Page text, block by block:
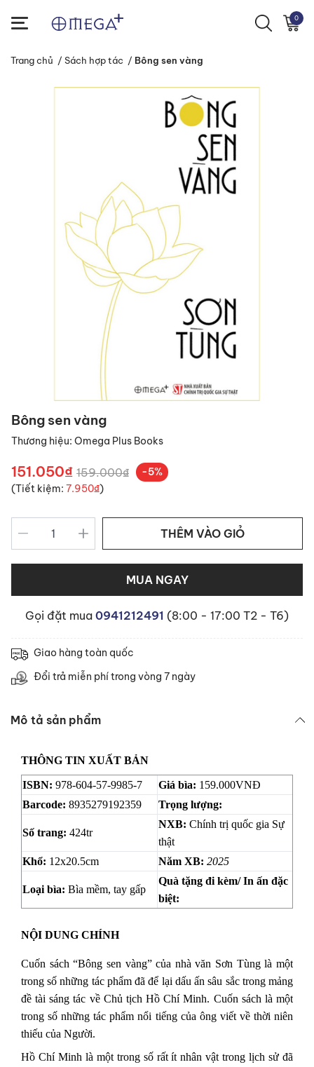
0
Trang chủ / Sách hợp tác / Bông sen vàng
Bông sen vàng
Thương hiệu: Omega Plus Books
151.050₫ 159.000₫
-5%
(Tiết kiệm: 7.950₫)
THÊM VÀO GIỎ
MUA NGAY
Gọi đặt mua 0941212491 (8:00 - 17:00 T2 - T6)
Giao hàng toàn quốc
Đổi trả miễn phí trong vòng 7 ngày
Mô tả sản phẩm
THÔNG TIN XUẤT BẢN
ISBN: 978-604-57-9985-7 Giá bìa: 159.000VNĐ
Barcode: 8935279192359 Trọng lượng:
Số trang: 424tr
NXB: Chính trị quốc gia Sự
thật
Khổ: 12x20.5cm Năm XB: 2025
Loại bìa: Bìa mềm, tay gấp
Quà tặng đi kèm/ In ấn đặc
biệt:
NỘI DUNG CHÍNH
Cuốn sách“Bông sen vàng”của nhà văn Sơn Tùng là một
trong số những tác phẩm đã để lại dấu ấn sâu sắc trong mảng
đề tài sáng tác về Chủ tịch Hồ Chí Minh. Cuốn sách là một
trong số những tác phẩm nổi tiếng của ông viết về thời niên
thiếu của Người.
Hồ Chí Minh là một trong số rất ít nhân vật trong lịch sử đã